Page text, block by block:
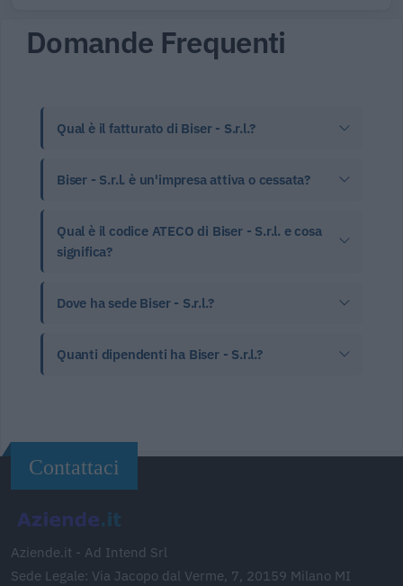
Domande Frequenti
Qual è il fatturato di Biser - S.r.l.?
Biser - S.r.l. è un'impresa attiva o cessata?
Qual è il codice ATECO di Biser - S.r.l. e cosa
significa?
Dove ha sede Biser - S.r.l.?
Quanti dipendenti ha Biser - S.r.l.?
Contattaci
Aziende.it - Ad Intend Srl
Sede Legale: Via Jacopo dal Verme, 7, 20159 Milano MI